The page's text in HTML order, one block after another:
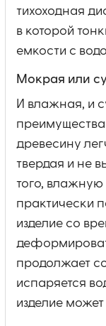
тихоходная
в которой
емкости с
Мокрая или
И влажная, и
древесину
твердая и не
того,
практически
изделие со
продолжает
испаряется
изделие